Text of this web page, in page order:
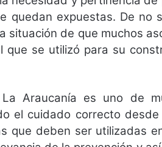
quedan expuestas. De no
situación de que muchos
que se utilizó para su
Araucanía es uno de
el cuidado correcto
que deben ser utilizadas